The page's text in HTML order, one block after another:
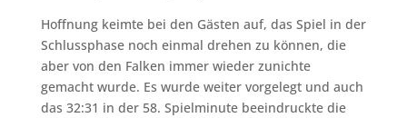
Hoffnung keimte bei den Gästen auf, das Spiel in der
Schlussphase noch einmal drehen zu können, die
aber von den Falken immer wieder zunichte
gemacht wurde. Es wurde weiter vorgelegt und auch
das 32:31 in der 58. Spielminute beeindruckte die